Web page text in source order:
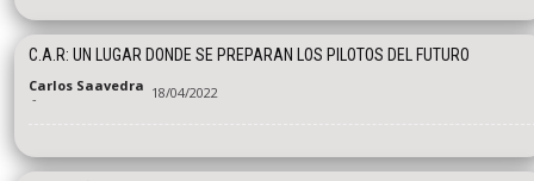
C.A.R: UN LUGAR DONDE SE PREPARAN LOS PILOTOS DEL FUTURO
Carlos Saavedra
- 18/04/2022